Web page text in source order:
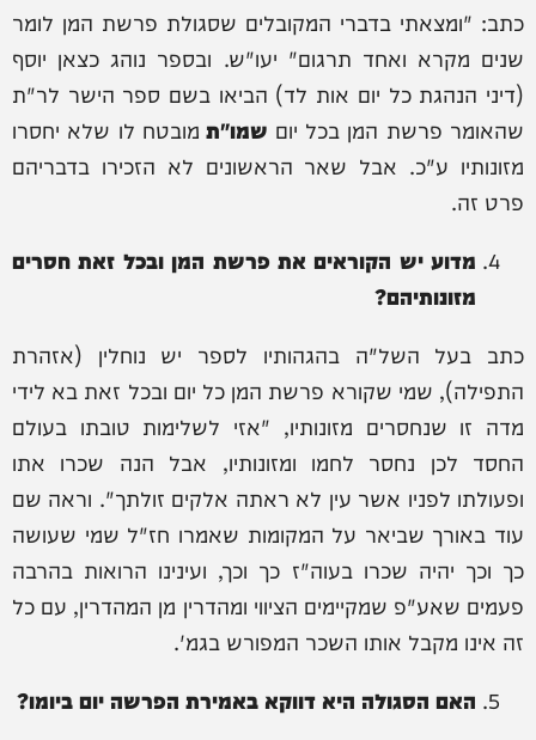
כתב: "ומצאתי בדברי המקובלים שסגולת פרשת המן לומר
שנים מקרא ואחד תרגום" יעו"ש. ובספר נוהג כצאן יוסף
(דיני הנהגת כל יום אות לד) הביאו בשם ספר הישר לר"ת
שהאומר פרשת המן בכל יום שמו"תמובטח לו שלא יחסרו
מזונותיו ע"כ. אבל שאר הראשונים לא הזכירו בדבריהם
פרט זה.
מדוע יש הקוראים את פרשת המן ובכל זאת חסרים
מזונותיהם?
כתב בעל השל"ה בהגהותיו לספר יש נוחלין (אזהרת
התפילה), שמי שקורא פרשת המן כל יום ובכל זאת בא לידי
מדה זו שנחסרים מזונותיו, "אזי לשלימות טובתו בעולם
החסד לכן נחסר לחמו ומזונותיו, אבל הנה שכרו אתו
ופעולתו לפניו אשר עין לא ראתה אלקים זולתך". וראה שם
עוד באורך שביאר על המקומות שאמרו חז"ל שמי שעושה
כך וכך יהיה שכרו בעוה"ז כך וכך, ועינינו הרואות בהרבה
פעמים שאע"פ שמקיימים הציווי ומהדרין מן המהדרין, עם כל
זה אינו מקבל אותו השכר המפורש בגמ'.
האם הסגולה היא דווקא באמירת הפרשה יום ביומו?